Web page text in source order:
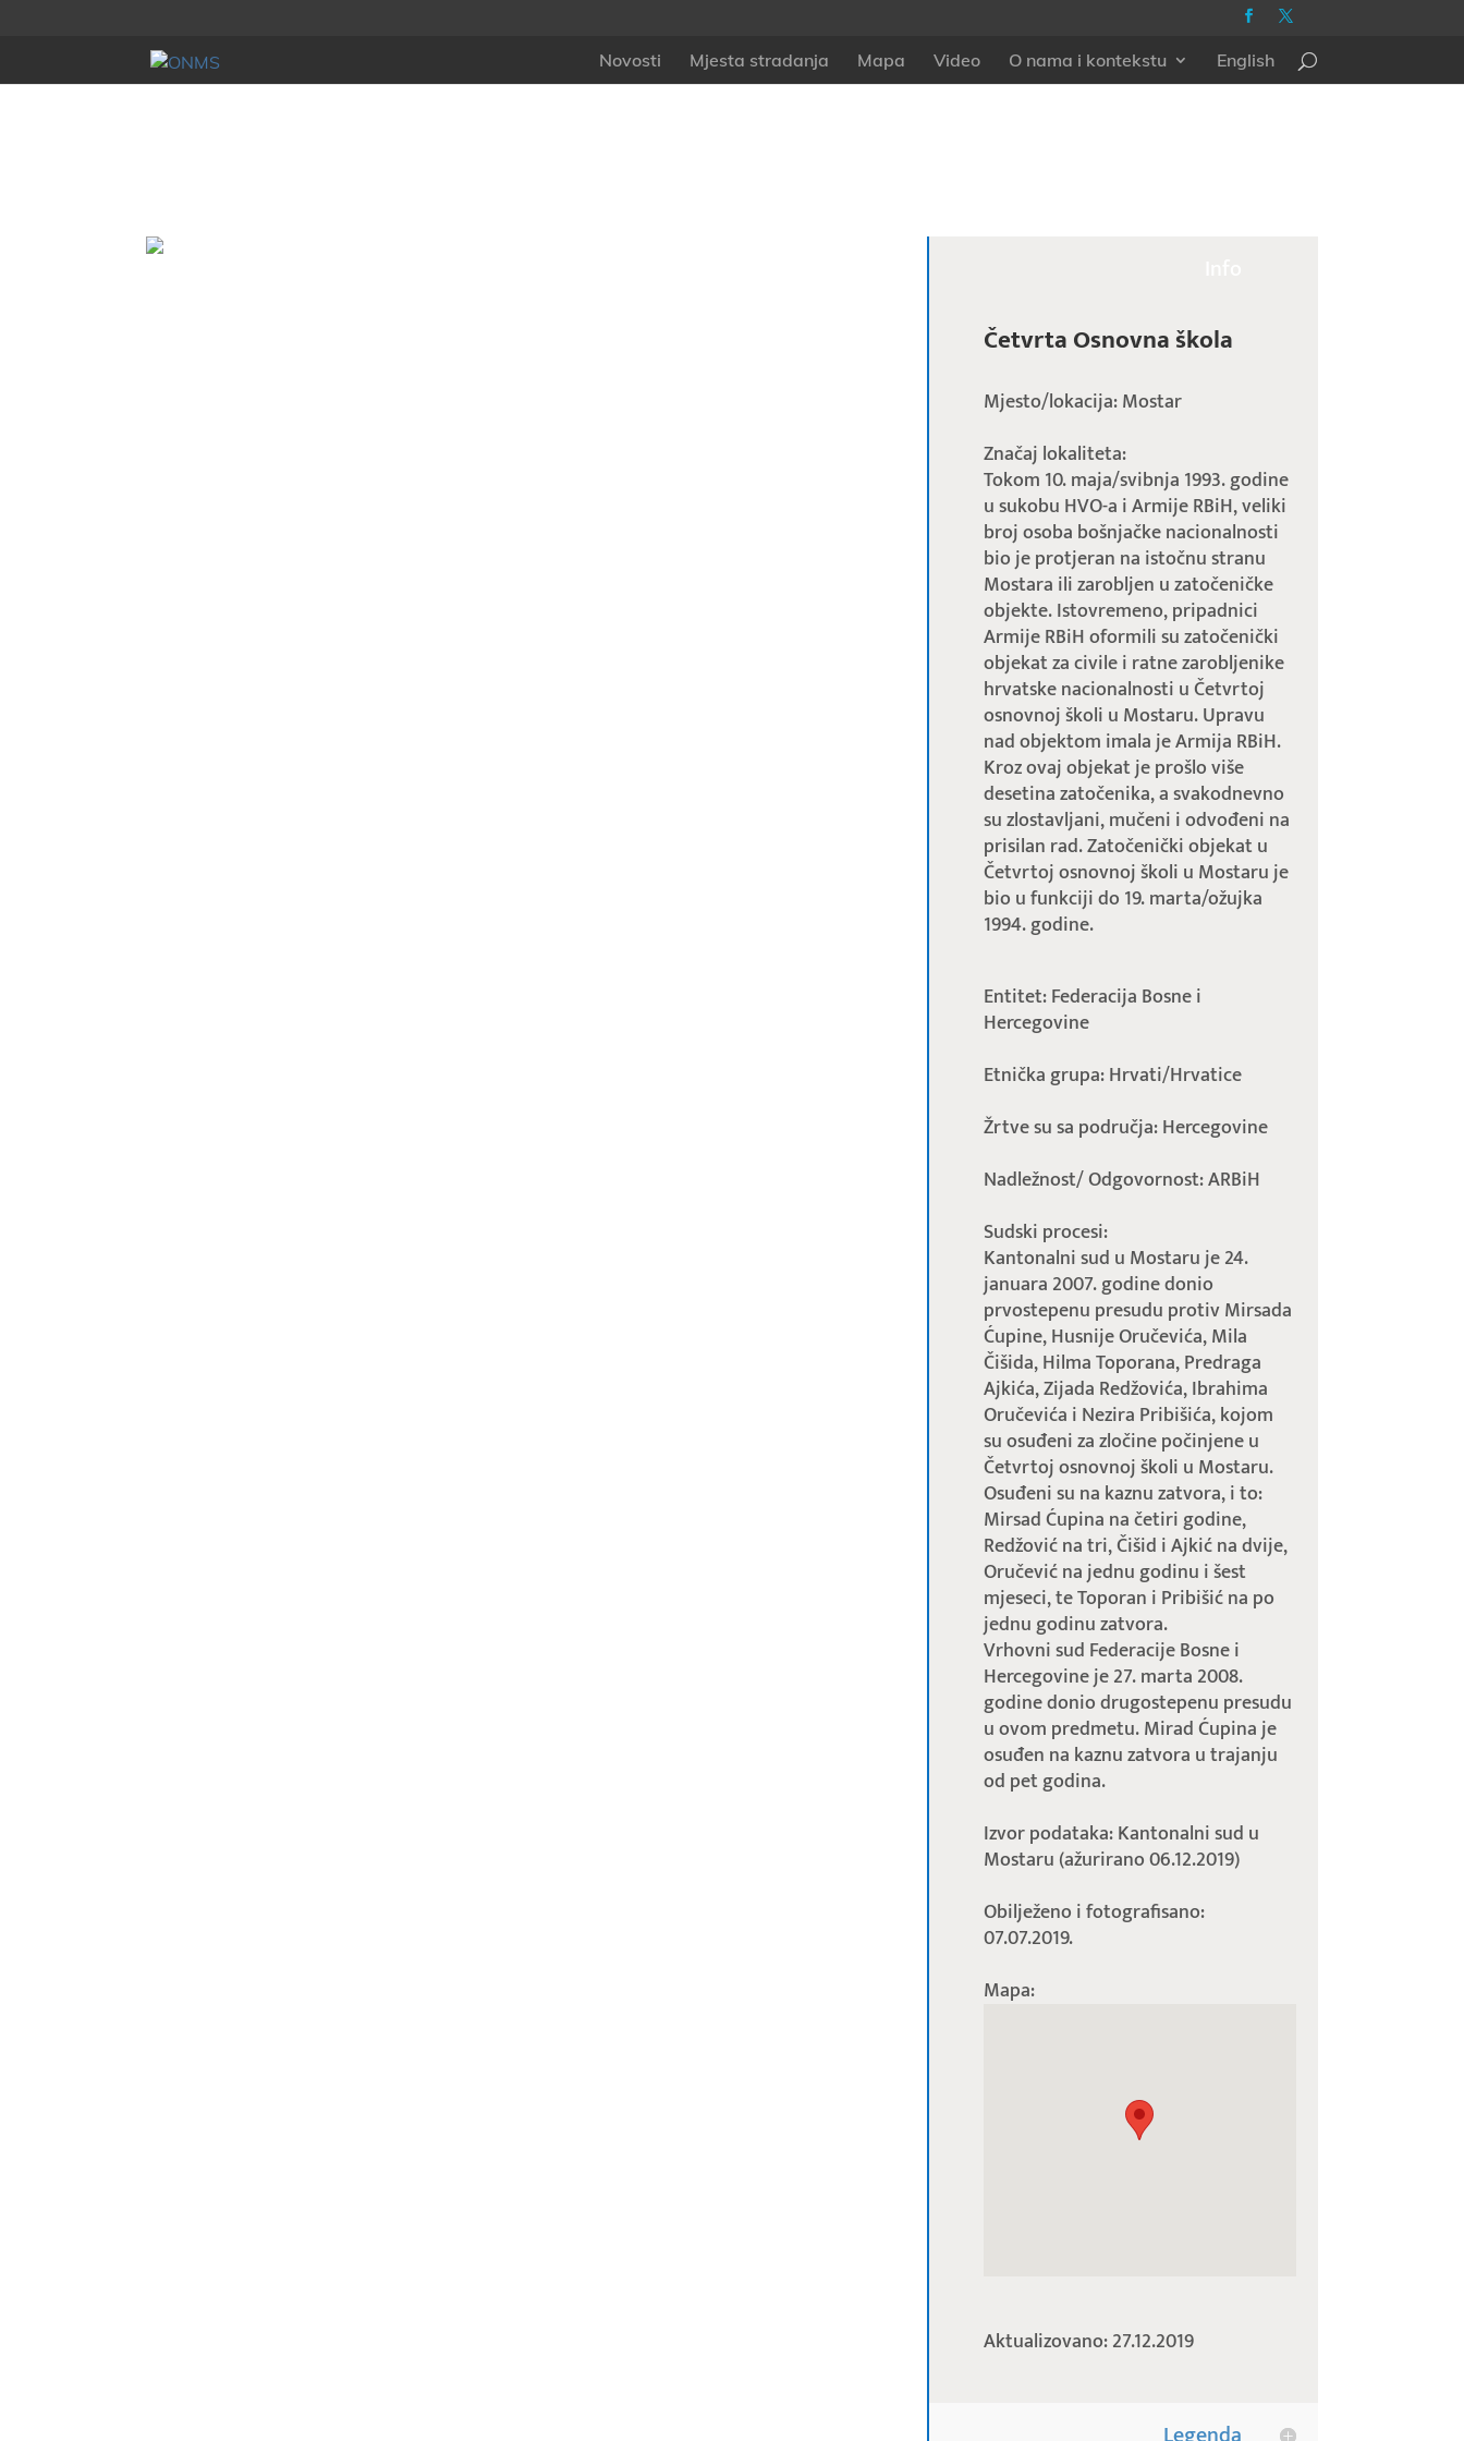
Novosti Mjesta stradanja Mapa Video O nama i kontekstu English
Četvrta Osnovna škola
Mjesto/lokacija: Mostar
Značaj lokaliteta:
Tokom 10. maja/svibnja 1993. godine
u sukobu HVO-a i Armije RBiH, veliki
broj osoba bošnjačke nacionalnosti
bio je protjeran na istočnu stranu
Mostara ili zarobljen u zatočeničke
objekte. Istovremeno, pripadnici
Armije RBiH oformili su zatočenički
objekat za civile i ratne zarobljenike
hrvatske nacionalnosti u Četvrtoj
osnovnoj školi u Mostaru. Upravu
nad objektom imala je Armija RBiH.
Kroz ovaj objekat je prošlo više
desetina zatočenika, a svakodnevno
su zlostavljani, mučeni i odvođeni na
prisilan rad. Zatočenički objekat u
Četvrtoj osnovnoj školi u Mostaru je
bio u funkciji do 19. marta/ožujka
1994. godine.
Entitet: Federacija Bosne i
Hercegovine
Etnička grupa: Hrvati/Hrvatice
Žrtve su sa područja: Hercegovine
Nadležnost/ Odgovornost: ARBiH
Sudski procesi:
Kantonalni sud u Mostaru je 24.
januara 2007. godine donio
prvostepenu presudu protiv Mirsada
Ćupine, Husnije Oručevića, Mila
Čišida, Hilma Toporana, Predraga
Ajkića, Zijada Redžovića, Ibrahima
Oručevića i Nezira Pribišića, kojom
su osuđeni za zločine počinjene u
Četvrtoj osnovnoj školi u Mostaru.
Osuđeni su na kaznu zatvora, i to:
Mirsad Ćupina na četiri godine,
Redžović na tri, Čišid i Ajkić na dvije,
Oručević na jednu godinu i šest
mjeseci, te Toporan i Pribišić na po
jednu godinu zatvora.
Vrhovni sud Federacije Bosne i
Hercegovine je 27. marta 2008.
godine donio drugostepenu presudu
u ovom predmetu. Mirad Ćupina je
osuđen na kaznu zatvora u trajanju
od pet godina.
Izvor podataka: Kantonalni sud u
Mostaru (ažurirano 06.12.2019)
Obilježeno i fotografisano:
07.07.2019.
Mapa:
Aktualizovano: 27.12.2019